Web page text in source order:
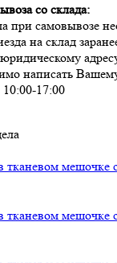
со склада:
при самовывозе
на склад
написать
17:00